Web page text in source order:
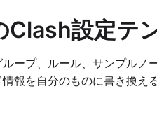
設定テ
ープ、ルール、サンプルノ
報を自分のものに書き換え